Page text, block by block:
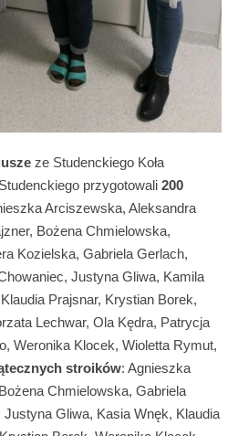
ze Studenckiego Koła
przygotowali 200
Arciszewska, Aleksandra
Bożena Chmielowska,
Kozielska, Gabriela Gerlach,
Justyna Gliwa, Kamila
Prajsnar, Krystian Borek,
Lechwar, Ola Kędra, Patrycja
Weronika Klocek, Wioletta Rymut,
stroików: Agnieszka
Chmielowska, Gabriela
Gliwa, Kasia Wnęk, Klaudia